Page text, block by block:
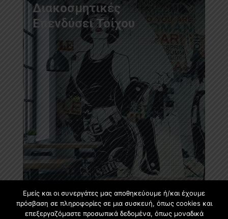
Διακοσμητικές
Επενδύσει Τοίχου
Εμείς και οι συνεργάτες μας αποθηκεύουμε ή/και έχουμε
πρόσβαση σε πληροφορίες σε μια συσκευή, όπως cookies και
επεξεργαζόμαστε προσωπικά δεδομένα, όπως μοναδικά